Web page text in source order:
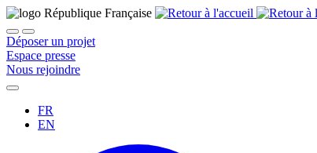
Déposer un projet
Espace presse
Nous rejoindre
FR
EN